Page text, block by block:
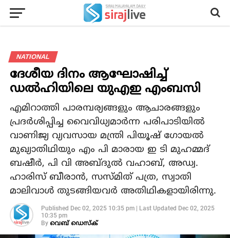
NATIONAL
ദേശീയ ദിനം ആഘോഷിച്ച്
ഡല്‍ഹിയിലെ യുഎഇ എംബസി
എമിറാത്തി പാരമ്പര്യങ്ങളും ആചാരങ്ങളും
പ്രദര്‍ശിപ്പിച്ച വൈവിധ്യമാര്‍ന്ന പരിപാടിയില്‍
വാണിജ്യ വ്യവസായ മന്ത്രി പിയൂഷ് ഗോയല്‍
മുഖ്യാതിഥിയും എം പി മാരായ ഇ ടി മുഹമ്മദ്
ബഷീര്‍, പി വി അബ്ദുല്‍ വഹാബ്, അഡ്വ.
ഹാരിസ് ബീരാന്‍, സസ്മിത് പത്ര, സ്വാതി
മാലിവാള്‍ തുടങ്ങിയവര്‍ അതിഥികളായിരിന്നു.
Published Dec 02, 2025 10:35 pm| Last Updated Dec 02, 2025
10:35 pm
By വെബ് ഡെസ്‌ക്